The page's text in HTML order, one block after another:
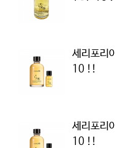
세리포리
10 !!
세리포리
10 !!